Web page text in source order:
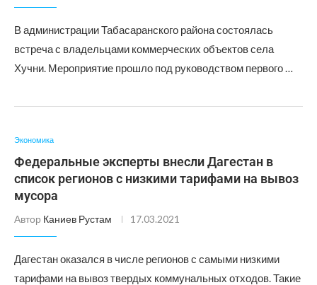
В администрации Табасаранского района состоялась
встреча с владельцами коммерческих объектов села
Хучни. Мероприятие прошло под руководством первого …
Экономика
Федеральные эксперты внесли Дагестан в
список регионов с низкими тарифами на вывоз
мусора
Автор Каниев Рустам 17.03.2021
Дагестан оказался в числе регионов с самыми низкими
тарифами на вывоз твердых коммунальных отходов. Такие